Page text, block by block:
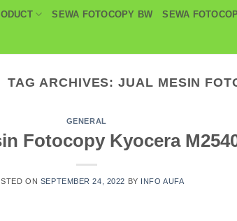
SEWA FOTOCOPY BW SEWA
TAG ARCHIVES:JUAL MESIN
GENERAL
Fotocopy Kyocera
ON SEPTEMBER 24, 2022 BY INFO AUFA